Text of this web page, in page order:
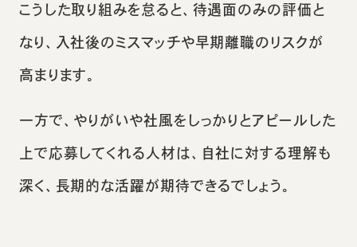
こうした取り組みを怠ると、待遇面のみの評価と
なり、入社後のミスマッチや早期離職のリスクが
高まります。
一方で、やりがいや社風をしっかりとアピールした
上で応募してくれる人材は、自社に対する理解も
深く、長期的な活躍が期待できるでしょう。